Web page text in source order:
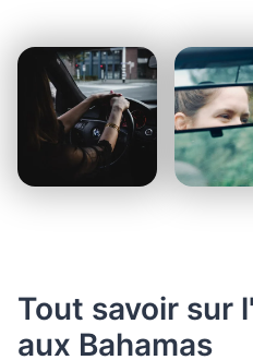
Tout savoir sur
aux Bahamas